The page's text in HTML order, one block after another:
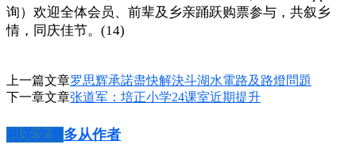
询）欢迎全体会员、前辈及乡亲踊跃购票参与，共叙乡
情，同庆佳节。(14)
上一篇文章罗思辉承諾盡快解決斗湖水電路及路燈問題
下一章文章张道军：培正小学24课室近期提升
相关文章多从作者